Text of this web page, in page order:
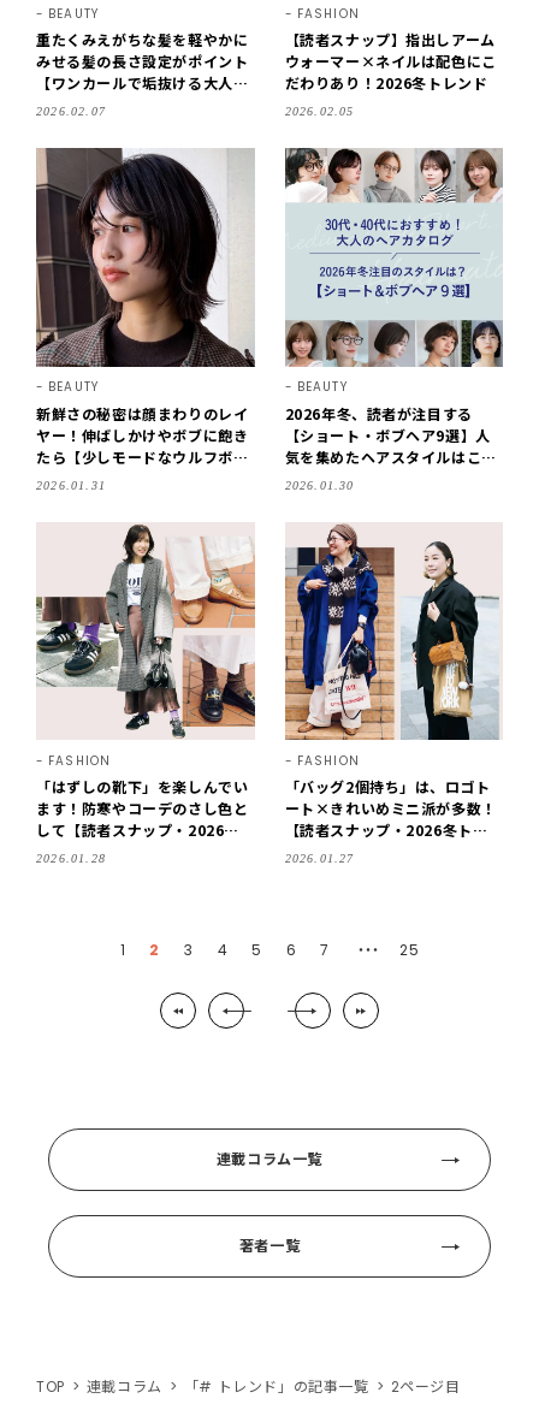
BEAUTY
重たくみえがちな髪を軽やかに
みせる髪の長さ設定がポイント
【ワンカールで垢抜ける大人の
レイヤーミディアム】
2026.02.07
FASHION
【読者スナップ】指出しアーム
ウォーマー×ネイルは配色にこ
だわりあり！2026冬トレンド
2026.02.05
BEAUTY
新鮮さの秘密は顔まわりのレイ
ヤー！伸ばしかけやボブに飽き
たら【少しモードなウルフボ
ブ】
2026.01.31
BEAUTY
2026年冬、読者が注目する
【ショート・ボブヘア9選】人
気を集めたヘアスタイルはこ
れ！ 30代・40代におすすめの
2026.01.30
FASHION
「はずしの靴下」を楽しんでい
ます！防寒やコーデのさし色と
して【読者スナップ・2026冬
リアルトレンド】
2026.01.28
FASHION
「バッグ2個持ち」は、ロゴト
ート×きれいめミニ派が多数！
【読者スナップ・2026冬トレ
ンド】
2026.01.27
1 2 3 4 5 6 7 ・・・ 25
連載コラム一覧
著者一覧
TOP 連載コラム 「# トレンド」の記事一覧 2ページ目